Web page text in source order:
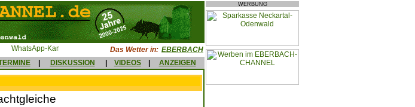
Das Wetter in: EBERBACH
DISKUSSION VIDEOS ANZEIGEN
WERBUNG